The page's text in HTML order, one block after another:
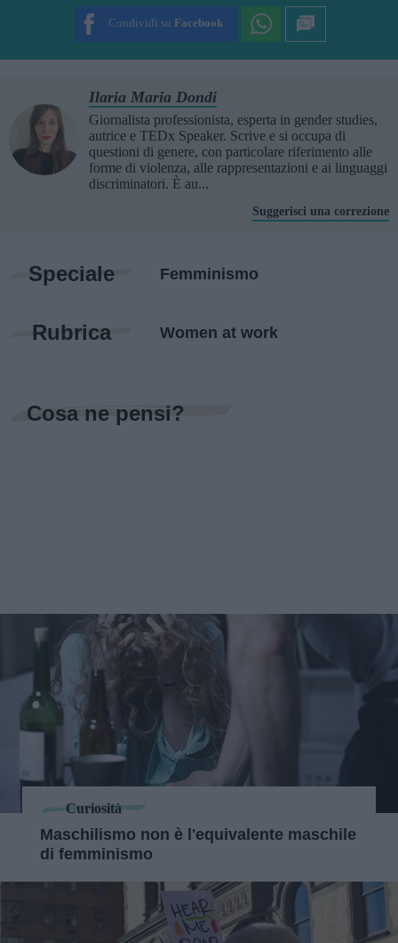
Condividi su Facebook
Ilaria Maria Dondi
Giornalista professionista, esperta in gender studies,
autrice e TEDx Speaker. Scrive e si occupa di
questioni di genere, con particolare riferimento alle
forme di violenza, alle rappresentazioni e ai linguaggi
discriminatori. È au...
Suggerisci una correzione
Speciale Femminismo
Rubrica Women at work
Cosa ne pensi?
Curiosità
Maschilismo non è l'equivalente maschile
di femminismo